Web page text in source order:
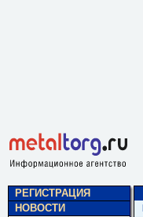
РЕГИСТРАЦИЯ
НОВОСТИ